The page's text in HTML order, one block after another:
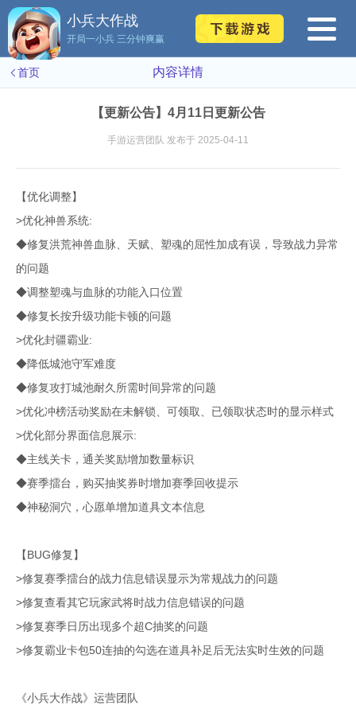
首页 内容详情
【更新公告】4月11日更新公告
手游运营团队 发布于 2025-04-11
【优化调整】
>优化神兽系统:
◆修复洪荒神兽血脉、天赋、塑魂的屈性加成有误，导致战力异常
的问题
◆调整塑魂与血脉的功能入口位置
◆修复长按升级功能卡顿的问题
>优化封疆霸业:
◆降低城池守军难度
◆修复攻打城池耐久所需时间异常的问题
>优化冲榜活动奖励在未解锁、可领取、已领取状态时的显示样式
>优化部分界面信息展示:
◆主线关卡，通关奖励增加数量标识
◆赛季擂台，购买抽奖券时增加赛季回收提示
◆神秘洞穴，心愿单增加道具文本信息
【BUG修复】
>修复赛季擂台的战力信息错误显示为常规战力的问题
>修复查看其它玩家武将时战力信息错误的问题
>修复赛季日历出现多个超C抽奖的问题
>修复霸业卡包50连抽的勾选在道具补足后无法实时生效的问题
《小兵大作战》运营团队
小兵大作战
开局一小兵 三分钟爽赢